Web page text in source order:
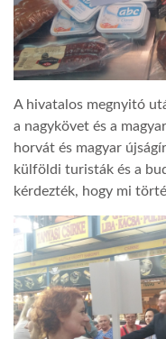
A hivatalos megnyitó
a nagykövet és a
horvát és magyar
külföldi turisták és a
kérdezték, hogy mi